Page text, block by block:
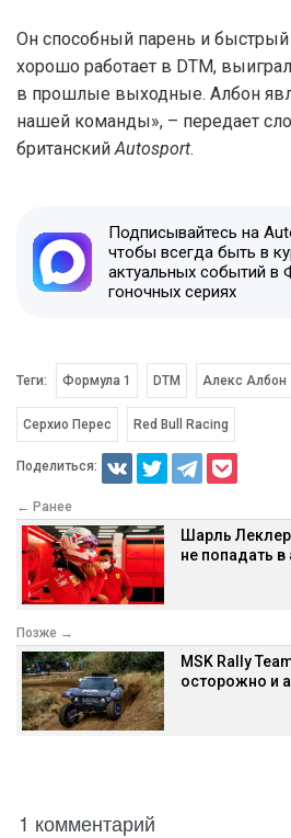
Он способный парень и
хорошо работает в DTM,
в прошлые выходные. Албон
нашей команды», – передает
британский Autosport.
Подписывайтесь на
чтобы всегда быть в
актуальных событий в
гоночных сериях
Теги: Формула 1 DTM Алекс Албон
Серхио Перес Red Bull Racing
Поделиться:
← Ранее
Шарль
не попадать в
Позже →
MSK Rally
осторожно и
1 комментарий